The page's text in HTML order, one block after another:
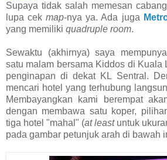
Supaya tidak salah memesan
lupa cekmap-nya ya. Ada juga
yang memiliki quadruple room.
Sewaktu (akhirnya) saya
satu malam bersama Kiddos di Kuala
penginapan di dekat KL Sentral.
mencari hotel yang terhubung
Membayangkan kami berempat
dengan membawa satu koper,
tiga hotel "mahal" (at leastuntuk
pada gambar petunjuk arah di bawah